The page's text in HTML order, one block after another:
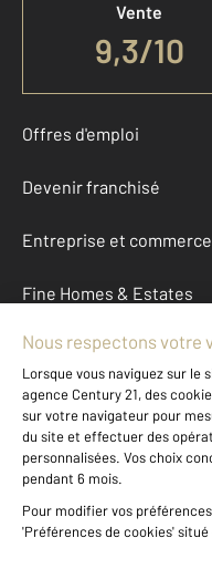
Vente
9,3/10
Offres d'emploi
Devenir franchisé
Entreprise et commerce
Fine Homes & Estates
À propos
International
Nous contacter